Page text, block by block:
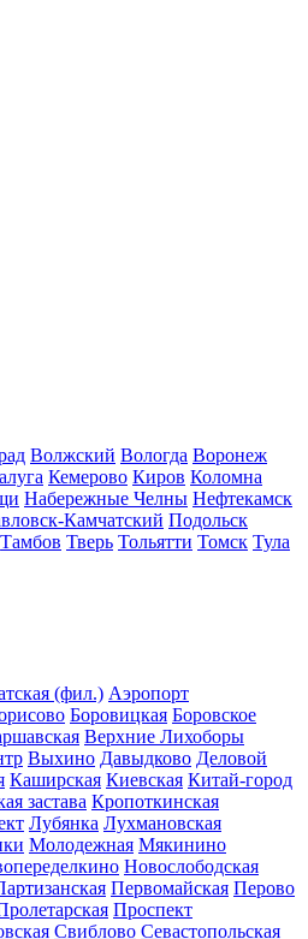
Волжский Вологда Воронеж
Кемерово Киров Коломна
Набережные Челны Нефтекамск
Камчатский Подольск
Тамбов Тверь Тольятти Томск Тула
(фил.) Аэропорт
Боровицкая Боровское
Верхние Лихоборы
Выхино Давыдково Деловой
Каширская Киевская Китай-город
застава Кропоткинская
Лубянка Лухмановская
Молодежная Мякинино
Новослободская
Первомайская Перово
Проспект
Свиблово Севастопольская